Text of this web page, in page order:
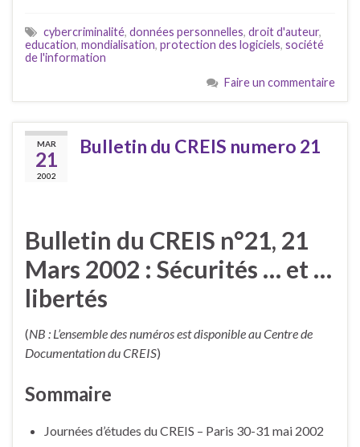
cybercriminalité, données personnelles, droit d'auteur,
education, mondialisation, protection des logiciels, société
de l'information
Faire un commentaire
MAR
21
2002
Bulletin du CREIS numero 21
Bulletin du CREIS n°21, 21
Mars 2002 : Sécurités … et …
libertés
(NB : L’ensemble des numéros est disponible au Centre de
Documentation du CREIS)
Sommaire
Journées d’études du CREIS – Paris 30-31 mai 2002